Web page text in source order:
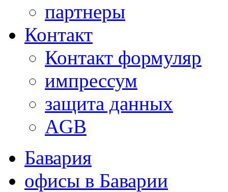
партнеры
Контакт
Контакт формуляр
импрессум
защита данных
AGB
Бавария
офисы в Баварии